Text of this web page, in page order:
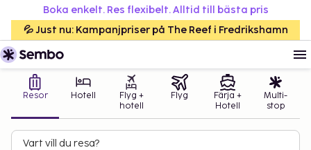
Boka enkelt. Res flexibelt. Alltid till bästa pris
💦 Just nu: Kampanjpriser på The Reef i Fredrikshamn
Resor Hotell
Flyg +
hotell
Flyg
Färja +
Hotell
Multi-
stop
Vart vill du resa?